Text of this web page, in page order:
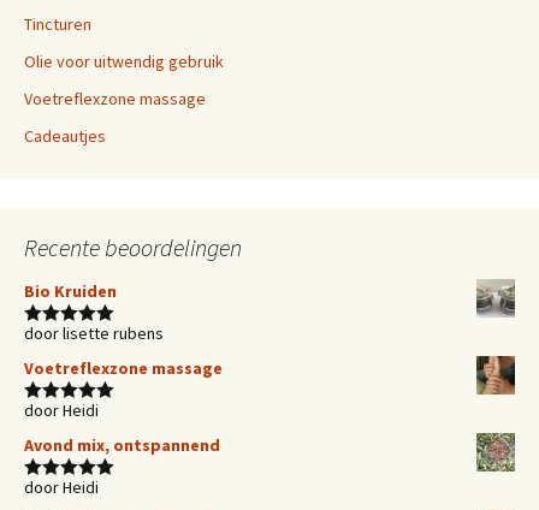
Tincturen
Olie voor uitwendig gebruik
Voetreflexzone massage
Cadeautjes
Recente beoordelingen
Bio Kruiden
Waardering
door lisette rubens
Voetreflexzone massage
Waardering
door Heidi
Avond mix, ontspannend
Waardering
door Heidi